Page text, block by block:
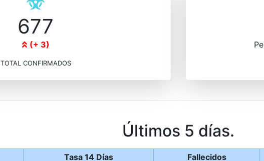
677
(+ 3)
TOTAL CONFIRMADOS
Últimos 5 días.
Tasa 14 Días Fallecidos